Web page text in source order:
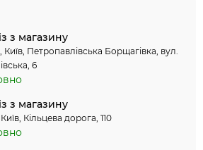
з магазину
Петропавлівська Борщагівка, вул.
6
з магазину
Кільцева дорога, 110